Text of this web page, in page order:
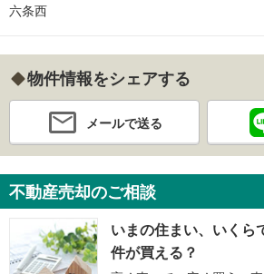
六条西
物件情報をシェアする
メールで送る
不動産売却のご相談
いまの住まい、いくら
件が買える？